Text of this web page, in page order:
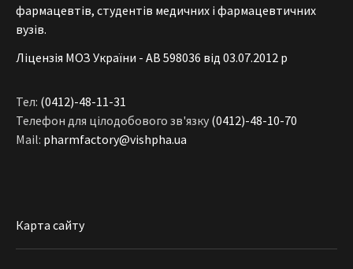
фармацевтів, студентів медичних і фармацевтичних
вузів.
Ліцензія МОЗ України - АВ 598036 від 03.07.2012 р
Тел: (0412)-48-11-31
Телефон для цілодобового зв'язку (0412)-48-10-70
Mail: pharmfactory@vishpha.ua
Карта сайту